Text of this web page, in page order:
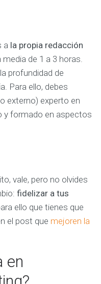
a la propia redacción
media de 1 a 3 horas.
profundidad de
Para ello, debes
externo) experto en
y formado en aspectos
vale, pero no olvides
fidelizar a tus
ello que tienes que
el post que mejoren la
en